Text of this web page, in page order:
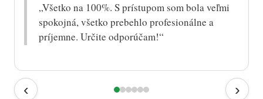
‹
„Všetko na 100%. S prístupom som bola veľmi
spokojná, všetko prebehlo profesionálne a
príjemne. Určite odporúčam!“
›